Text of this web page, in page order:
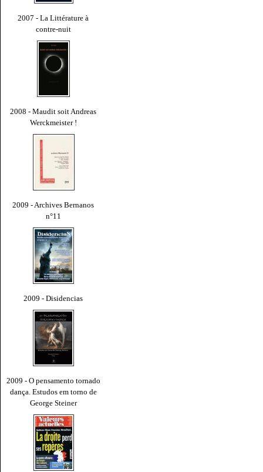
2007 - La Littérature à
contre-nuit
2008 - Maudit soit Andreas
Werckmeister !
2009 - Archives Bernanos
n°11
2009 - Disidencias
2009 - O pensamento tornado
dança. Estudos em torno de
George Steiner